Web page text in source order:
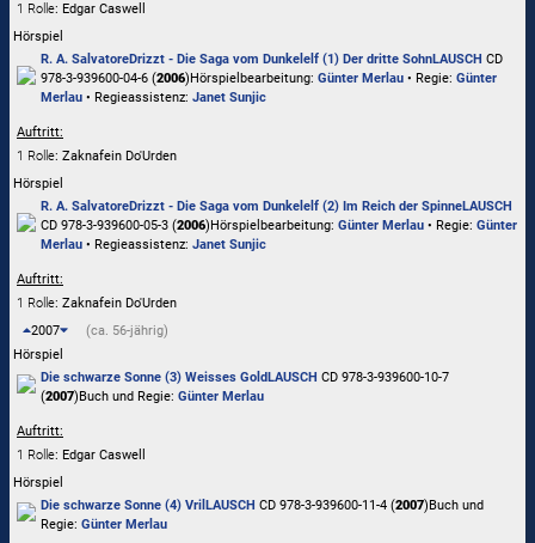
1 Rolle: Edgar Caswell
Hörspiel
R. A. SalvatoreDrizzt - Die Saga vom Dunkelelf (1) Der dritte SohnLAUSCH CD
978-3-939600-04-6 (2006)Hörspielbearbeitung: Günter Merlau • Regie: Günter
Merlau • Regieassistenz: Janet Sunjic
Auftritt:
1 Rolle: Zaknafein Do'Urden
Hörspiel
R. A. SalvatoreDrizzt - Die Saga vom Dunkelelf (2) Im Reich der SpinneLAUSCH
CD 978-3-939600-05-3 (2006)Hörspielbearbeitung: Günter Merlau • Regie: Günter
Merlau • Regieassistenz: Janet Sunjic
Auftritt:
1 Rolle: Zaknafein Do'Urden
2007
(ca. 56-jährig)
Hörspiel
Die schwarze Sonne (3) Weisses GoldLAUSCH CD 978-3-939600-10-7
(2007)Buch und Regie: Günter Merlau
Auftritt:
1 Rolle: Edgar Caswell
Hörspiel
Die schwarze Sonne (4) Vril LAUSCH CD 978-3-939600-11-4 (2007)Buch und
Regie: Günter Merlau